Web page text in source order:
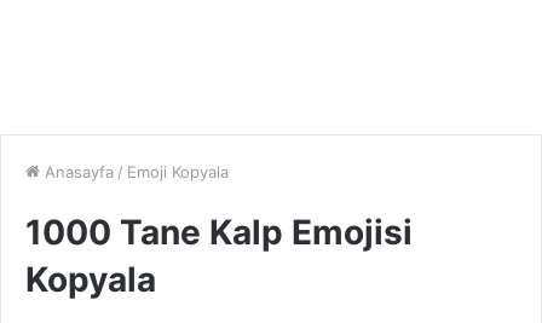
Anasayfa / Emoji Kopyala
1000 Tane Kalp Emojisi
Kopyala